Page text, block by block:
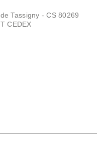
Tassigny - CS 80269
CEDEX